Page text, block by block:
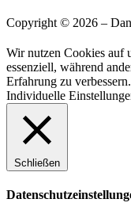
Copyright © 2026 –
Wir nutzen Cookies auf
essenziell, während
Erfahrung zu verbessern.
Individuelle
Schließen